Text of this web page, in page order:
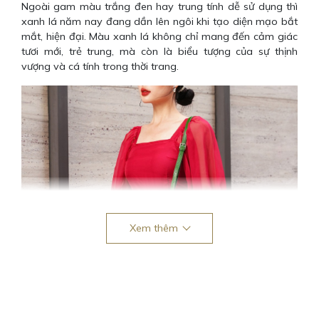
Ngoài gam màu trắng đen hay trung tính dễ sử dụng thì
xanh lá năm nay đang dần lên ngôi khi tạo diện mạo bắt
mắt, hiện đại. Màu xanh lá không chỉ mang đến cảm giác
tươi mới, trẻ trung, mà còn là biểu tượng của sự thịnh
vượng và cá tính trong thời trang.
Xem thêm